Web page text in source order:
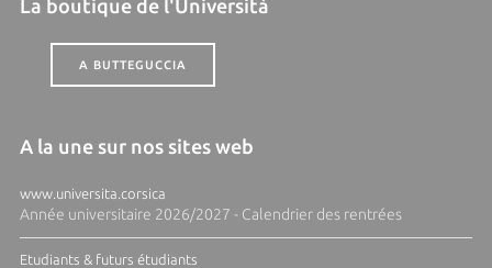
La boutique de l'Università
A BUTTEGUCCIA
A la une sur nos sites web
www.universita.corsica
Année universitaire 2026/2027 - Calendrier des rentrées
Etudiants & futurs étudiants